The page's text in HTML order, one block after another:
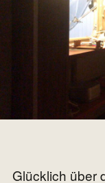
Glücklich über